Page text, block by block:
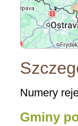
Numery
Gminy